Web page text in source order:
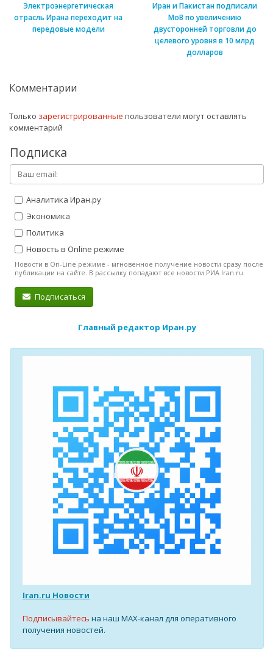
Электроэнергетическая
отрасль Ирана переходит на
передовые модели
Иран и Пакистан подписали
МоВ по увеличению
двусторонней торговли до
целевого уровня в 10 млрд
долларов
Комментарии
Только зарегистрированные пользователи могут оставлять
комментарий
Подписка
Аналитика Иран.ру
Экономика
Политика
Новость в Online режиме
Новости в On-Line режиме - мгновенное получение новости сразу после
публикации на сайте. В рассылку попадают все новости РИА Iran.ru.
Подписаться
Главный редактор Иран.ру
Iran.ru Новости
Подписывайтесь на наш MAX-канал для оперативного
получения новостей.